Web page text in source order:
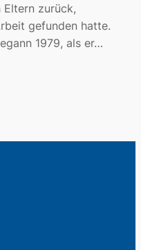
zurück,
gefunden hatte.
1979, als er…